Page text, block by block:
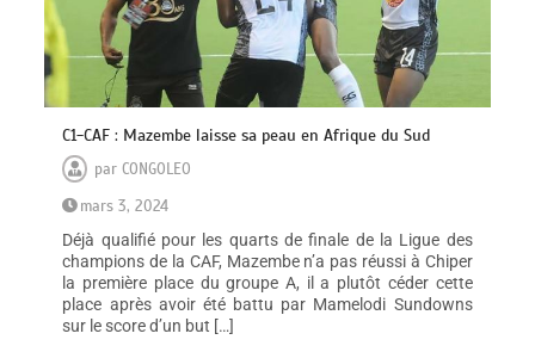
C1-CAF : Mazembe laisse sa peau en Afrique du Sud
parCONGOLEO
mars 3, 2024
Déjà qualifié pour les quarts de finale de la Ligue des
champions de la CAF, Mazembe n’a pas réussi à Chiper
la première place du groupe A, il a plutôt céder cette
place après avoir été battu par Mamelodi Sundowns
sur le score d’un but […]